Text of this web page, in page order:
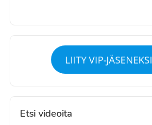
LIITY VIP-JÄSENEKSI
Etsi videoita